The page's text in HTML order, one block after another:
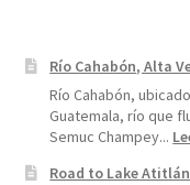
Río Cahabón, Alta
Río Cahabón,
Guatemala, río que
Semuc Champey...
Road to Lake